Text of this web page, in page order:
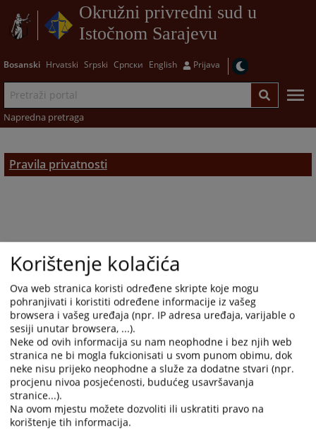
Okružni privredni sud u
Istočnom Sarajevu
Bosanski Hrvatski Srpski Српски English Prijava
Napredna pretraga
Pravila privatnosti
Korištenje kolačića
Ova web stranica koristi određene skripte koje mogu
pohranjivati i koristiti određene informacije iz vašeg
browsera i vašeg uređaja (npr. IP adresa uređaja, varijable o
sesiji unutar browsera, ...).
Neke od ovih informacija su nam neophodne i bez njih web
stranica ne bi mogla fukcionisati u svom punom obimu, dok
neke nisu prijeko neophodne a služe za dodatne stvari (npr.
procjenu nivoa posjećenosti, budućeg usavršavanja
stranice...).
Na ovom mjestu možete dozvoliti ili uskratiti pravo na
korištenje tih informacija.